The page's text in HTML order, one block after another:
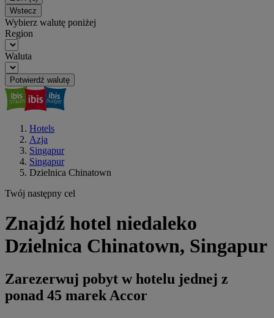
Wstecz
Wybierz walutę poniżej
Region
Waluta
Potwierdź walutę
Hotels
Azja
Singapur
Singapur
Dzielnica Chinatown
Twój następny cel
Znajdź hotel niedaleko
Dzielnica Chinatown, Singapur
Zarezerwuj pobyt w hotelu jednej z
ponad 45 marek Accor